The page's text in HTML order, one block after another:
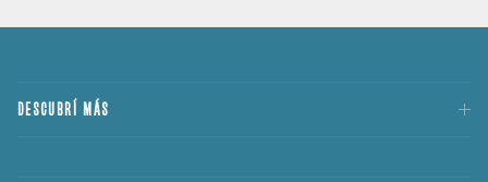
DESCUBRÍ MÁS